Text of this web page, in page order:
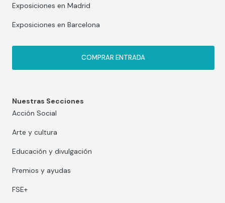
Exposiciones en Madrid
Exposiciones en Barcelona
COMPRAR ENTRADA
Nuestras Secciones
Acción Social
Arte y cultura
Educación y divulgación
Premios y ayudas
FSE+